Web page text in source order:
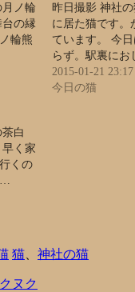
ノ輪
の縁
輪熊
昨日撮影 神社
に居た猫です。
ています。 今
らず。駅裏にお
2015-01-21 23:17
今日の猫
白
く家
くの
猫 神社の猫
ヌク